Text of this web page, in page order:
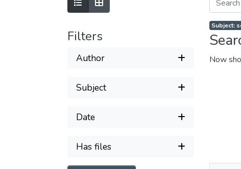
Filters
Author
Subject
Date
Has files
Now